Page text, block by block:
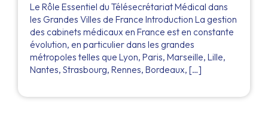
Le Rôle Essentiel du Télésecrétariat Médical dans
les Grandes Villes de France Introduction La gestion
des cabinets médicaux en France est en constante
évolution, en particulier dans les grandes
métropoles telles que Lyon, Paris, Marseille, Lille,
Nantes, Strasbourg, Rennes, Bordeaux, […]